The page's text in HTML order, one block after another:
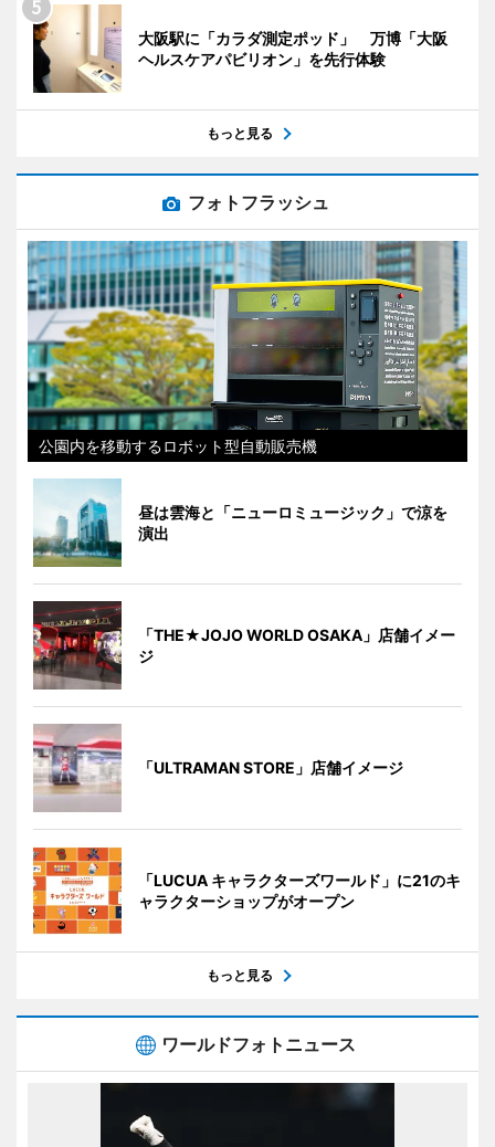
大阪駅に「カラダ測定ポッド」 万博「大阪
ヘルスケアパビリオン」を先行体験
もっと見る
フォトフラッシュ
公園内を移動するロボット型自動販売機
昼は雲海と「ニューロミュージック」で涼を
演出
「THE★JOJO WORLD OSAKA」店舗イメー
ジ
「ULTRAMAN STORE」店舗イメージ
「LUCUA キャラクターズワールド」に21のキ
ャラクターショップがオープン
もっと見る
ワールドフォトニュース